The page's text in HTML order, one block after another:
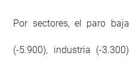
Por sectores, el paro
(-5.900), industria (-